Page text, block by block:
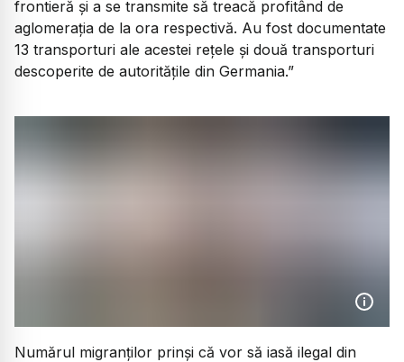
frontieră și a se transmite să treacă profitând de
aglomerația de la ora respectivă. Au fost documentate
13 transporturi ale acestei rețele și două transporturi
descoperite de autoritățile din Germania.”
Numărul migranților prinși că vor să iasă ilegal din